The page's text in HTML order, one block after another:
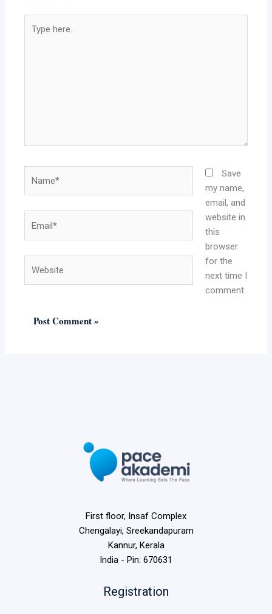
here..
Save
my name,
email, and
website in
this
browser
for the
next time I
comment.
First floor, Insaf Complex
Chengalayi, Sreekandapuram
Kannur, Kerala
India - Pin: 670631
Registration